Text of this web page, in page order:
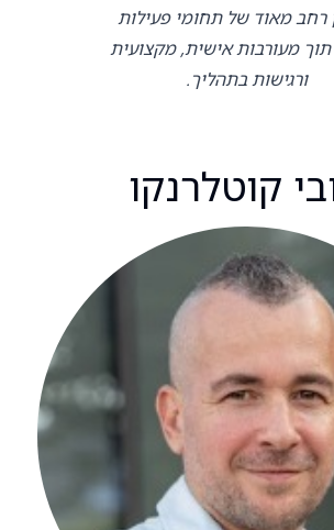
רחב מאוד של תחומי פעילות
תוך מעורבות אישית, מקצועית
ורגישות בתהליך.
קוטלרנקו